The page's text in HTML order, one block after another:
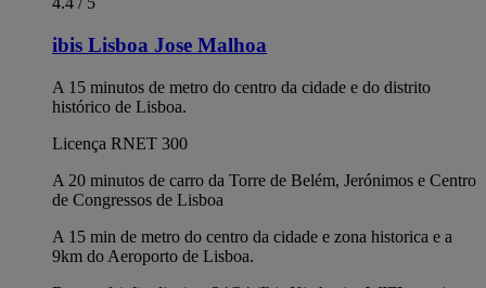
ibis Lisboa Jose Malhoa
A 15 minutos de metro do centro da cidade e do distrito
histórico de Lisboa.
Licença RNET 300
A 20 minutos de carro da Torre de Belém, Jerónimos e Centro
de Congressos de Lisboa
A 15 min de metro do centro da cidade e zona historica e a
9km do Aeroporto de Lisboa.